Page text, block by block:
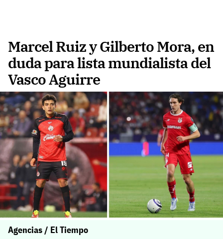
Marcel Ruiz y Gilberto Mora, en
duda para lista mundialista del
Vasco Aguirre
Agencias / El Tiempo